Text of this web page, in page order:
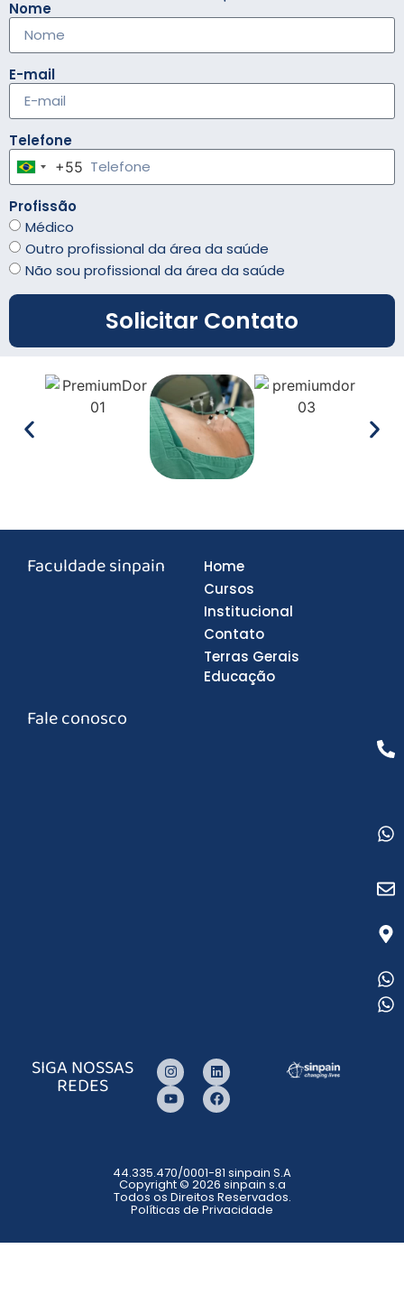
Nome
E-mail
Telefone
Brazil +55
+55
Profissão
Médico
Outro profissional da área da saúde
Não sou profissional da área da saúde
Solicitar Contato
Faculdade sinpain
Home
Cursos
Institucional
Contato
Terras Gerais
Educação
Fale conosco
SIGA NOSSAS
REDES
44.335.470/0001-81 sinpain S.A
Copyright © 2026 sinpain s.a
Todos os Direitos Reservados.
Políticas de Privacidade